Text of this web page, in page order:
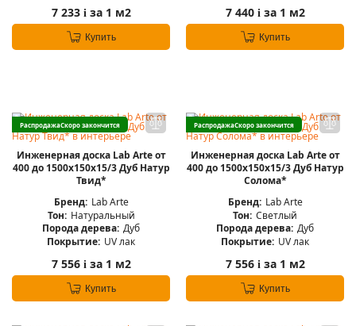
7 233 iза 1 м2
Купить
7 440 iза 1 м2
Купить
РаспродажаСкоро закончится
Инженерная доска Lab Arte от
400 до 1500х150х15/3 Дуб Натур
Твид*
Бренд: Lab Arte
Тон: Натуральный
Порода дерева: Дуб
Покрытие: UV лак
7 556 iза 1 м2
Купить
РаспродажаСкоро закончится
Инженерная доска Lab Arte от
400 до 1500х150х15/3 Дуб Натур
Солома*
Бренд: Lab Arte
Тон: Светлый
Порода дерева: Дуб
Покрытие: UV лак
7 556 iза 1 м2
Купить